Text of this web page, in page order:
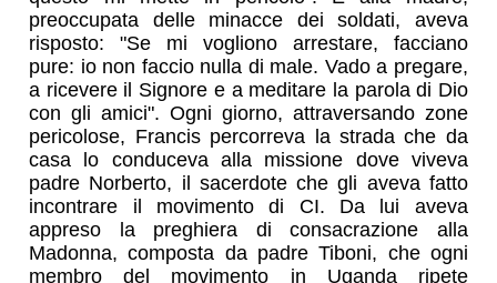
preoccupata delle minacce dei soldati, aveva
risposto: "Se mi vogliono arrestare, facciano
pure: io non faccio nulla di male. Vado a pregare,
a ricevere il Signore e a meditare la parola di Dio
con gli amici". Ogni giorno, attraversando zone
pericolose, Francis percorreva la strada che da
casa lo conduceva alla missione dove viveva
padre Norberto, il sacerdote che gli aveva fatto
incontrare il movimento di CI. Da lui aveva
appreso la preghiera di consacrazione alla
Madonna, composta da padre Tiboni, che ogni
membro del movimento in Uganda ripete